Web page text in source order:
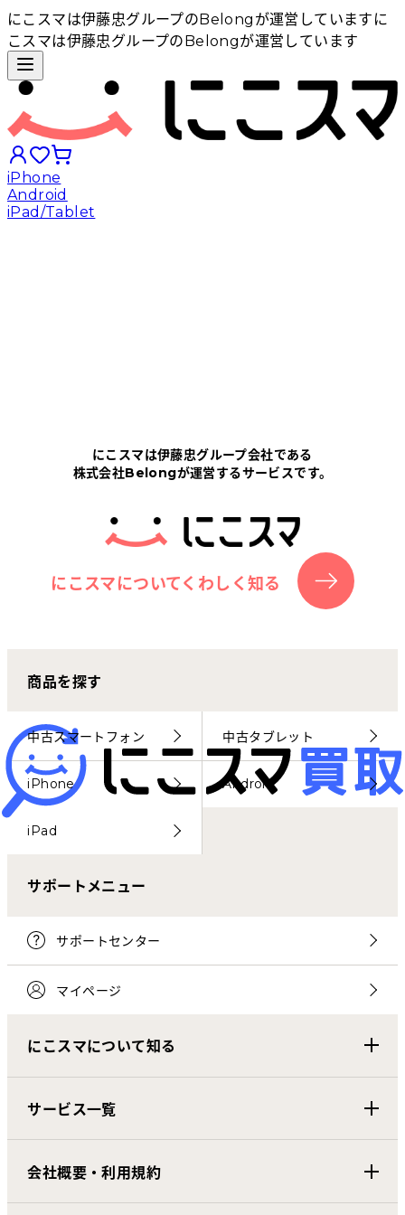
にこスマは伊藤忠グループのBelongが運営しています に
こスマは伊藤忠グループのBelongが運営しています
iPhone
Android
iPad/Tablet
にこスマについて
サポートセンター
お客さまの声
にこスマ通信
マイページ
にこスマは伊藤忠グループ会社である
株式会社Belongが運営するサービスです。
にこスマについてくわしく知る
商品を探す
中古スマートフォン 中古タブレット
iPhone Android
iPad
サポートメニュー
サポートセンター
マイページ
にこスマについて知る
サービス一覧
会社概要・利用規約